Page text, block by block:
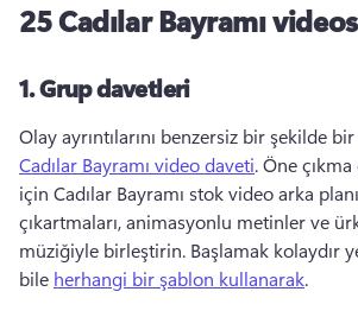
25 Cadılar Bayramı
1.Grup davetleri
Olay ayrıntılarını benzersiz bir şekilde bir
Cadılar Bayramı video daveti. Öne
için Cadılar Bayramı stok video arka
çıkartmaları, animasyonlu metinler ve
müziğiyle birleştirin. Başlamak kolaydır
bile herhangi bir şablon kullanarak.